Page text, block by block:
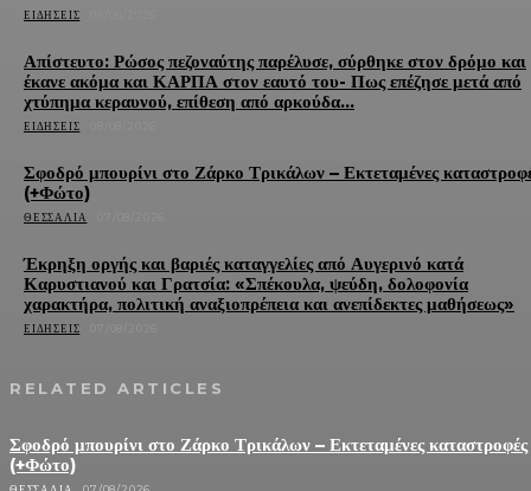
ΕΙΔΉΣΕΙΣ
Απίστευτο: Ρώσος πεζοναύτης παρέλυσε, σύρθηκε στον δρόμο και
έκανε ακόμα και ΚΑΡΠΑ στον εαυτό του- Πως επέζησε μετά από
χτύπημα κεραυνού, επίθεση από αρκούδα...
ΕΙΔΉΣΕΙΣ
Σφοδρό μπουρίνι στο Ζάρκο Τρικάλων – Εκτεταμένες
(+Φώτο)
ΘΕΣΣΑΛΊΑ
Έκρηξη οργής και βαριές καταγγελίες από Αυγερινό κατά
Καρυστιανού και Γρατσία: «Σπέκουλα, ψεύδη, δολοφονία
χαρακτήρα, πολιτική αναξιοπρέπεια και ανεπίδεκτες μαθήσεως»
ΕΙΔΉΣΕΙΣ
RELATED ARTICLES
Σφοδρό μπουρίνι στο Ζάρκο Τρικάλων – Εκτεταμένες καταστροφές
(+Φώτο)